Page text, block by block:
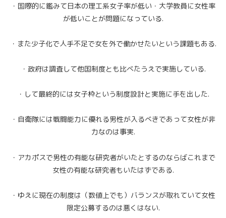
・国際的に鑑みて日本の理工系女子率が低い・大学教員に女性率
が低いことが問題になっている.
・また少子化で人手不足で女を外で働かせたいという課題もある.
・政府は調査して他国制度とも比べたうえで実施している.
・して最終的には女子枠という制度設計と実施に手を出した.
・自衛隊には戦闘能力に優れる男性が入るべきであって女性が非
力なのは事実.
・アカポスで男性の有能な研究者がいたとするのならばこれまで
女性の有能な研究者もいたはずである.
・ゆえに現在の制度は（数値上でも）バランスが取れていて女性
限定公募するのは悪くはない.